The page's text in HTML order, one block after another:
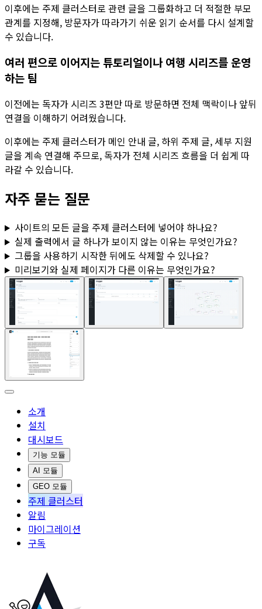
이후에는 주제 클러스터로 관련 글을 그룹화하고 더 적절한 부모
관계를 지정해, 방문자가 따라가기 쉬운 읽기 순서를 다시 설계할
수 있습니다.
여러 편으로 이어지는 튜토리얼이나 여행 시리즈를 운영
하는 팀
이전에는 독자가 시리즈 3편만 따로 방문하면 전체 맥락이나 앞뒤
연결을 이해하기 어려웠습니다.
이후에는 주제 클러스터가 메인 안내 글, 하위 주제 글, 세부 지원
글을 계속 연결해 주므로, 독자가 전체 시리즈 흐름을 더 쉽게 따
라갈 수 있습니다.
자주 묻는 질문
사이트의 모든 글을 주제 클러스터에 넣어야 하나요?
실제 출력에서 글 하나가 보이지 않는 이유는 무엇인가요?
그룹을 사용하기 시작한 뒤에도 삭제할 수 있나요?
미리보기와 실제 페이지가 다른 이유는 무엇인가요?
소개
설치
대시보드
기능 모듈
AI 모듈
GEO 모듈
주제 클러스터
알림
마이그레이션
구독